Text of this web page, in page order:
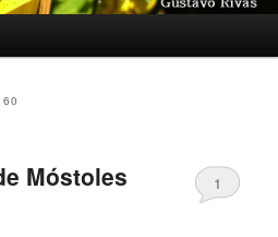
60
Móstoles 1